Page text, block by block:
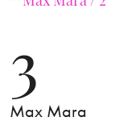
3
Max Mara